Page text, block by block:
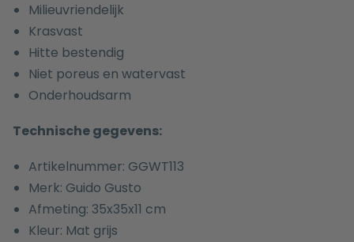
Milieuvriendelijk
Krasvast
Hitte bestendig
Niet poreus en watervast
Onderhoudsarm
Technische gegevens:
Artikelnummer: GGWT113
Merk: Guido Gusto
Afmeting: 35x35x11 cm
Kleur: Mat grijs